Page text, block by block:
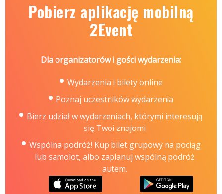
Pobierz aplikację mobilną
2Event
Dla organizatorów i gości wydarzenia:
Wydarzenia i bilety online
Poznaj uczestników wydarzenia
Bierz udział w wydarzeniach, którymi interesują
się Twoi znajomi
Wspólna podróż! Kup bilet grupowy na pociąg
lub samolot, albo zaplanuj wspólną podróż
autem.